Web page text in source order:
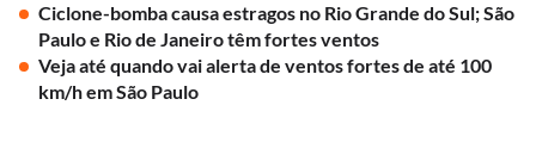
Ciclone-bomba causa estragos no Rio Grande do Sul; São
Paulo e Rio de Janeiro têm fortes ventos
Veja até quando vai alerta de ventos fortes de até 100
km/h em São Paulo